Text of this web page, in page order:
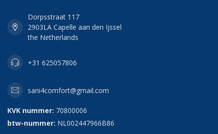
Dorpsstraat 117
2903LA Capelle aan den Ijssel
the Netherlands
+31 625057806
sani4comfort@gmail.com
KVK nummer: 70800006
btw-nummer: NL002447966B86